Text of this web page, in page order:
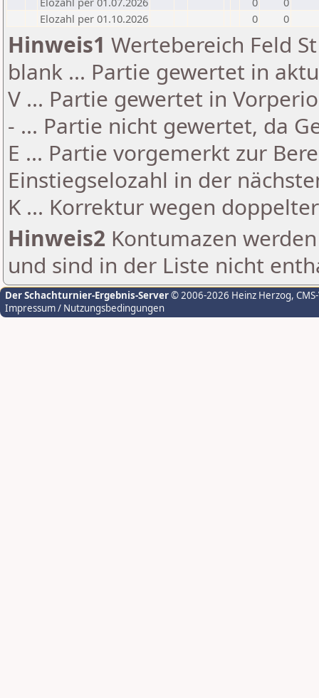
Elozahl per 01.10.2026
0 0
Hinweis1 Wertebereich Feld
blank ... Partie gewertet in
V ... Partie gewertet in
- ... Partie nicht gewertet, da
E ... Partie vorgemerkt zur
Einstiegselozahl in der
K ... Korrektur wegen
Hinweis2 Kontumazen
und sind in der Liste nicht
Der Schachturnier-Ergebnis-Server© 2006-2026 Heinz Herzog,
Impressum / Nutzungsbedingungen